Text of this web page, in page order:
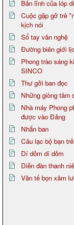
Bản lĩnh của lóp
Cuộc gặp gỡ trê
kịch nói
Sổ tay văn nghệ
Đường biên giới
Phong trào sáng
SINCO
Thư gởi ban đọc
Những giòng tâm
Nhà máy Phong
được vào Đảng
Nhắn ban
Câu lạc bộ bạn trẻ
Dí dỏm dí dỏm
Diễn đàn thanh
Văn tế bọn xâm